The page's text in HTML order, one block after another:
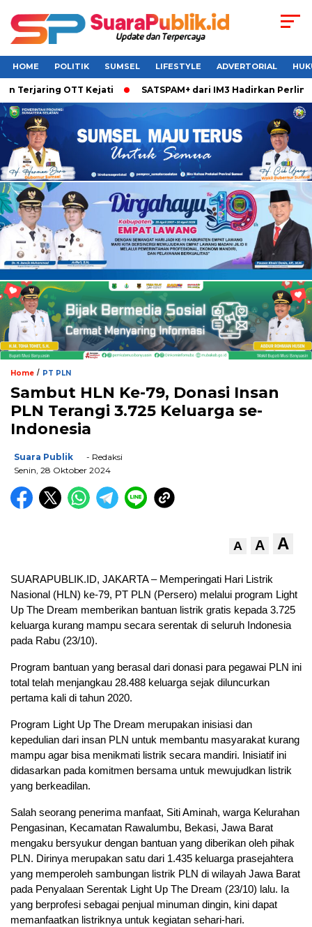
HOME POLITIK SUMSEL LIFESTYLE ADVERTORIAL
Terjaring OTT Kejati SATSPAM+ dari IM3 Hadirkan
Home / PT PLN
Sambut HLN Ke-79, Donasi Insan
PLN Terangi 3.725 Keluarga se-
Indonesia
Suara Publik
- Redaksi
Senin, 28 Oktober 2024
A A A
SUARAPUBLIK.ID, JAKARTA – Memperingati Hari Listrik
Nasional (HLN) ke-79, PT PLN (Persero) melalui program Light
Up The Dream memberikan bantuan listrik gratis kepada 3.725
keluarga kurang mampu secara serentak di seluruh Indonesia
pada Rabu (23/10).
Program bantuan yang berasal dari donasi para pegawai PLN ini
total telah menjangkau 28.488 keluarga sejak diluncurkan
pertama kali di tahun 2020.
Program Light Up The Dream merupakan inisiasi dan
kepedulian dari insan PLN untuk membantu masyarakat kurang
mampu agar bisa menikmati listrik secara mandiri. Inisiatif ini
didasarkan pada komitmen bersama untuk mewujudkan listrik
yang berkeadilan.
Salah seorang penerima manfaat, Siti Aminah, warga Kelurahan
Pengasinan, Kecamatan Rawalumbu, Bekasi, Jawa Barat
mengaku bersyukur dengan bantuan yang diberikan oleh pihak
PLN. Dirinya merupakan satu dari 1.435 keluarga prasejahtera
yang memperoleh sambungan listrik PLN di wilayah Jawa Barat
pada Penyalaan Serentak Light Up The Dream (23/10) lalu. Ia
yang berprofesi sebagai penjual minuman dingin, kini dapat
memanfaatkan listriknya untuk kegiatan sehari-hari.